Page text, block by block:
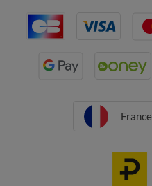
France